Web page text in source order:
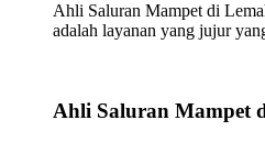
Ahli Saluran Mampet di
adalah layanan yang jujur
Ahli Saluran Mampet